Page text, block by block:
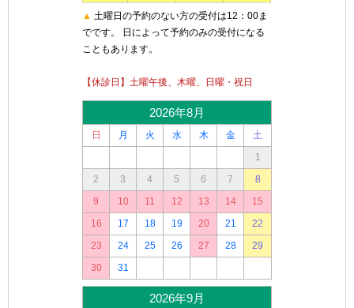
▲ 土曜日の予約のない方の受付は12：00ま
でです。 日によって予約のみの受付になる
こともあります。
【休診日】土曜午後、木曜、日曜・祝日
2026年8月
日 月 火 水 木 金
土
1
2
3 4 5 6 7
8
9
10 11 12 13 14
15
16
17 18 19 20 21
22
23
24 25 26 27 28
29
30
31
2026年9月